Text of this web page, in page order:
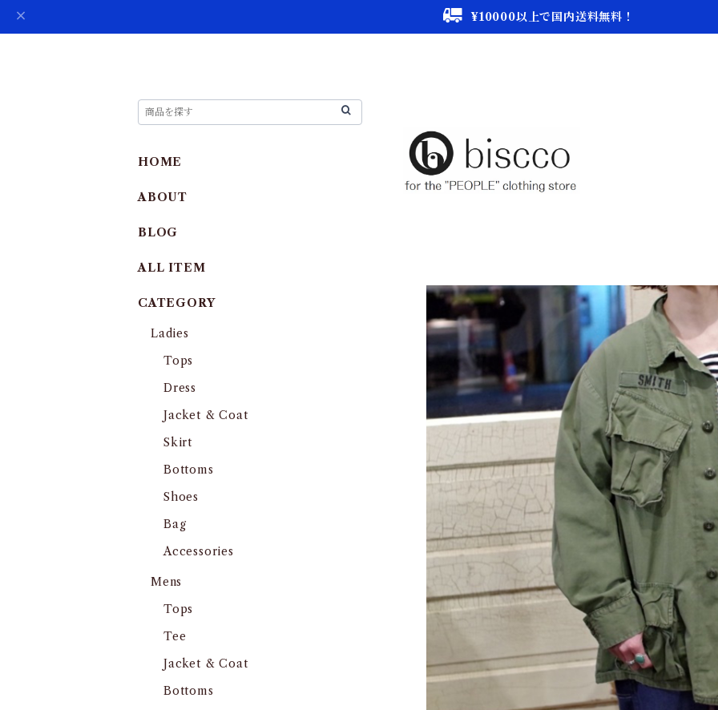
¥10000以上で国内送料無料！
HOME
ABOUT
BLOG
ALL ITEM
CATEGORY
Ladies
Tops
Dress
Jacket & Coat
Skirt
Bottoms
Shoes
Bag
Accessories
Mens
Tops
Tee
Jacket & Coat
Bottoms